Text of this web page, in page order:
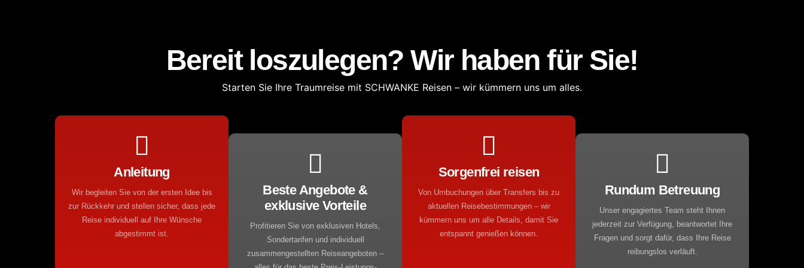
Bereit loszulegen? Wir haben für Sie!
Starten Sie Ihre Traumreise mit SCHWANKE Reisen – wir kümmern uns um alles.
Anleitung
Wir begleiten Sie von der ersten Idee bis
zur Rückkehr und stellen sicher, dass jede
Reise individuell auf Ihre Wünsche
abgestimmt ist.
Beste Angebote &
exklusive Vorteile
Profitieren Sie von exklusiven Hotels,
Sondertarifen und individuell
zusammengestellten Reiseangeboten –
Sorgenfrei reisen
Von Umbuchungen über Transfers bis zu
aktuellen Reisebestimmungen – wir
kümmern uns um alle Details, damit Sie
entspannt genießen können.
Rundum Betreuung
Unser engagiertes Team steht Ihnen
jederzeit zur Verfügung, beantwortet Ihre
Fragen und sorgt dafür, dass Ihre Reise
reibungslos verläuft.